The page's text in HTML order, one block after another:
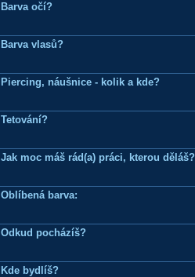
Barva očí?
Barva vlasů?
Piercing, náušnice - kolik a kde?
Tetování?
Jak moc máš rád(a) práci, kterou děláš?
Oblíbená barva:
Odkud pocházíš?
Kde bydlíš?